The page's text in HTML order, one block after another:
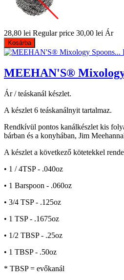
28,80 lei Regular price 30,00 lei Ár
Kosárba
MEEHAN'S® Mixology
Ár / teáskanál készlet.
A készlet 6 teáskanálnyit tartalmaz.
Rendkívül pontos kanálkészlet kis
bárban és a konyhában, Jim
A készlet a következő kötetekkel
• 1 / 4TSP - .040oz
• 1 Barspoon - .060oz
• 3/4 TSP - .125oz
• 1 TSP - .1675oz
• 1/2 TBSP - .25oz
• 1 TBSP - .50oz
* TBSP = evőkanál